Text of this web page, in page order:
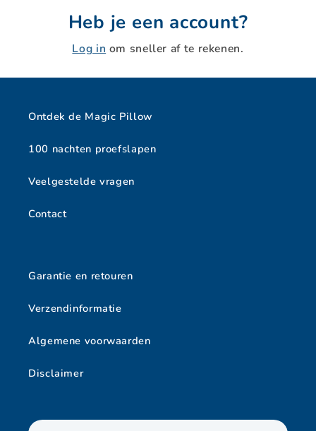
Heb je een account?
Log in om sneller af te rekenen.
Ontdek de Magic Pillow
100 nachten proefslapen
Veelgestelde vragen
Contact
Garantie en retouren
Verzendinformatie
Algemene voorwaarden
Disclaimer